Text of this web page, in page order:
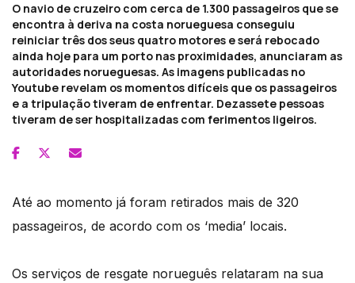
O navio de cruzeiro com cerca de 1.300 passageiros que se
encontra à deriva na costa norueguesa conseguiu
reiniciar três dos seus quatro motores e será rebocado
ainda hoje para um porto nas proximidades, anunciaram as
autoridades norueguesas. As imagens publicadas no
Youtube revelam os momentos difíceis que os passageiros
e a tripulação tiveram de enfrentar. Dezassete pessoas
tiveram de ser hospitalizadas com ferimentos ligeiros.
Até ao momento já foram retirados mais de 320
passageiros, de acordo com os ‘media’ locais.
Os serviços de resgate norueguês relataram na sua